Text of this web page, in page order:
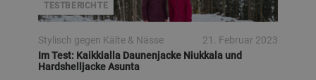
TESTBERICHTE
Stylisch gegen Kälte & Nässe
21. Februar 2023
Im Test: Kaikkialla Daunenjacke Niukkala und
Hardshelljacke Asunta